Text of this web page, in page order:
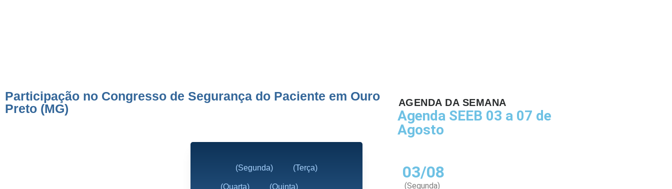
Participação no Congresso de Segurança do Paciente em Ouro
Preto (MG)
(Segunda) (Terça)
(Quarta) (Quinta)
AGENDA DA SEMANA
Agenda SEEB 03 a 07 de
Agosto
03/08
(Segunda)